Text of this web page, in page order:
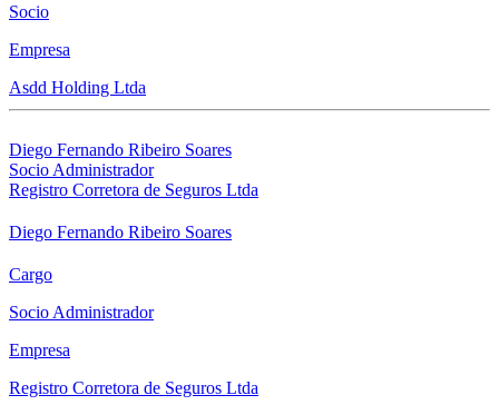
Socio
Empresa
Asdd Holding Ltda
Diego Fernando Ribeiro Soares
Socio Administrador
Registro Corretora de Seguros Ltda
Diego Fernando Ribeiro Soares
Cargo
Socio Administrador
Empresa
Registro Corretora de Seguros Ltda